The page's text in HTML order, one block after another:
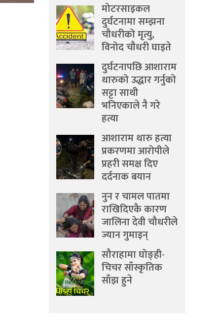
मोटरसाइकल
दुर्घटनामा सम्झना
चौधरीको मृत्यु,
विनोद चौधरी घाइते
दुर्घटनापछि आशाराम
थारुको उद्धार गर्नुको
सट्टा साथी
भनिएकाले नै गरे
हत्या
आशाराम थारु हत्या
प्रकरणमा आरोपीले
प्रहरी समक्ष दिए
दर्दनाक बयान
नुन र चामल पातमा
राखिदिएकै कारण
जालिना देवी चौधरीले
ज्यान गुमाइन्
सौराहामा घोङ्ही-
चिचर साँस्कृतिक
साँझ हुने